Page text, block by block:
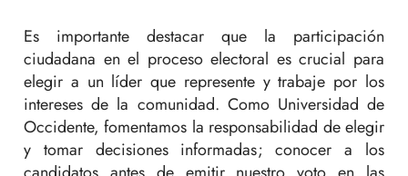
Es importante destacar que la participación
ciudadana en el proceso electoral es crucial para
elegir a un líder que represente y trabaje por los
intereses de la comunidad. Como Universidad de
Occidente, fomentamos la responsabilidad de elegir
y tomar decisiones informadas; conocer a los